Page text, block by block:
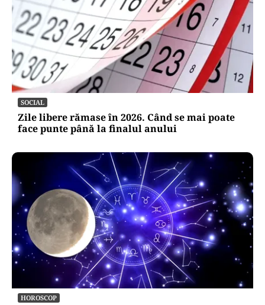
SOCIAL
Zile libere rămase în 2026. Când se mai poate
face punte până la finalul anului
HOROSCOP